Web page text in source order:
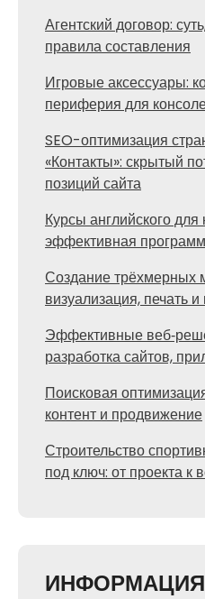
Агентский договор:
правила составления
Игровые аксессуары:
периферия для
SEO-оптимизация
«Контакты»: скрытый
позиций сайта
Курсы английского
эффективная
Создание трёхмерных
визуализация, печать и
Эффективные
разработка сайтов,
Поисковая
контент и продвижение
Строительство
под ключ: от проекта